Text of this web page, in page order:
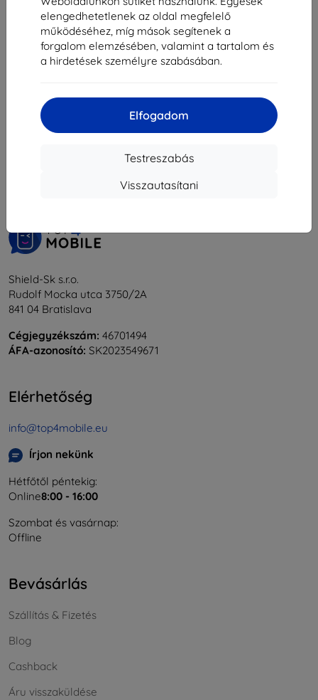
elengedhetetlenek az oldal megfelelő
működéséhez, míg mások segítenek a
forgalom elemzésében, valamint a tartalom és
a hirdetések személyre szabásában.
Elfogadom
Testreszabás
Visszautasítani
Raktáron > 5 darab
Összes találat5.
Shield-Sk s.r.o.
Rudolf Mocka utca 3750/2A
841 04 Bratislava
Cégjegyzékszám: 46701494
ÁFA-azonosító: SK2023549671
Elérhetőség
info@top4mobile.eu
Írjon nekünk
Hétfőtől péntekig:
Online8:00 - 16:00
Szombat és vasárnap:
Offline
Bevásárlás
Szállítás & Fizetés
Blog
Cashback
Áru visszaküldése